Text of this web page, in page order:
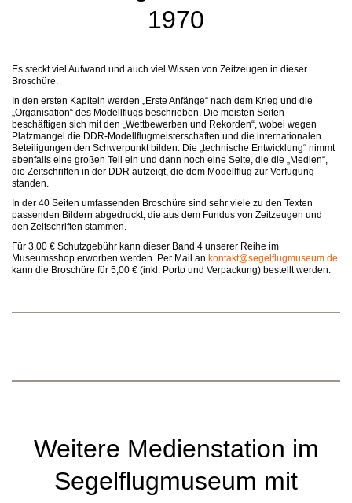
1970
Es steckt viel Aufwand und auch viel Wissen von Zeitzeugen in dieser
Broschüre.
In den ersten Kapiteln werden „Erste Anfänge“ nach dem Krieg und die
„Organisation“ des Modellflugs beschrieben. Die meisten Seiten
beschäftigen sich mit den „Wettbewerben und Rekorden“, wobei wegen
Platzmangel die DDR-Modellflugmeisterschaften und die internationalen
Beteiligungen den Schwerpunkt bilden. Die „technische Entwicklung“ nimmt
ebenfalls eine großen Teil ein und dann noch eine Seite, die die „Medien“,
die Zeitschriften in der DDR aufzeigt, die dem Modellflug zur Verfügung
standen.
In der 40 Seiten umfassenden Broschüre sind sehr viele zu den Texten
passenden Bildern abgedruckt, die aus dem Fundus von Zeitzeugen und
den Zeitschriften stammen.
Für 3,00 € Schutzgebühr kann dieser Band 4 unserer Reihe im
Museumsshop erworben werden. Per Mail an kontakt@segelflugmuseum.de
kann die Broschüre für 5,00 € (inkl. Porto und Verpackung) bestellt werden.
Weitere Medienstation im
Segelflugmuseum mit